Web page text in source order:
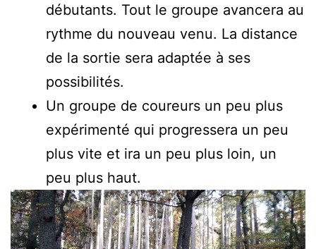
débutants. Tout le groupe avancera au
rythme du nouveau venu. La distance
de la sortie sera adaptée à ses
possibilités.
Un groupe de coureurs un peu plus
expérimenté qui progressera un peu
plus vite et ira un peu plus loin, un
peu plus haut.